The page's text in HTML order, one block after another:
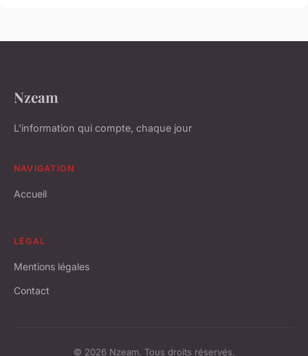
Nzeam
L'information qui compte, chaque jour
NAVIGATION
Accueil
LÉGAL
Mentions légales
Contact
© 2026 Nzeam. Tous droits réservés.